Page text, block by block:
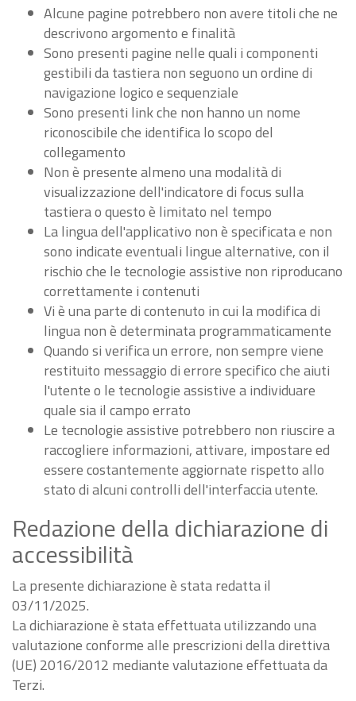
Alcune pagine potrebbero non avere titoli che ne
descrivono argomento e finalità
Sono presenti pagine nelle quali i componenti
gestibili da tastiera non seguono un ordine di
navigazione logico e sequenziale
Sono presenti link che non hanno un nome
riconoscibile che identifica lo scopo del
collegamento
Non è presente almeno una modalità di
visualizzazione dell'indicatore di focus sulla
tastiera o questo è limitato nel tempo
La lingua dell'applicativo non è specificata e non
sono indicate eventuali lingue alternative, con il
rischio che le tecnologie assistive non riproducano
correttamente i contenuti
Vi è una parte di contenuto in cui la modifica di
lingua non è determinata programmaticamente
Quando si verifica un errore, non sempre viene
restituito messaggio di errore specifico che aiuti
l'utente o le tecnologie assistive a individuare
quale sia il campo errato
Le tecnologie assistive potrebbero non riuscire a
raccogliere informazioni, attivare, impostare ed
essere costantemente aggiornate rispetto allo
stato di alcuni controlli dell'interfaccia utente.
Redazione della dichiarazione di
accessibilità
La presente dichiarazione è stata redatta il
03/11/2025.
La dichiarazione è stata effettuata utilizzando una
valutazione conforme alle prescrizioni della direttiva
(UE) 2016/2012 mediante valutazione effettuata da
Terzi.